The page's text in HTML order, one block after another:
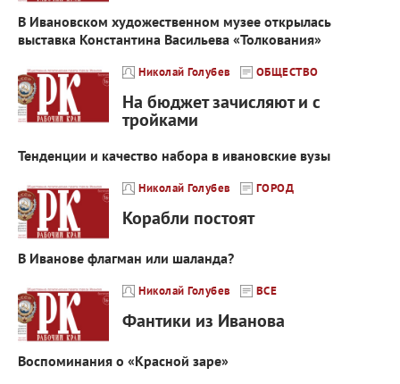
В Ивановском художественном музее открылась
выставка Константина Васильева «Толкования»
Николай Голубев ОБЩЕСТВО
На бюджет зачисляют и с
тройками
Тенденции и качество набора в ивановские вузы
Николай Голубев ГОРОД
Корабли постоят
В Иванове флагман или шаланда?
Николай Голубев ВСЕ
Фантики из Иванова
Воспоминания о «Красной заре»